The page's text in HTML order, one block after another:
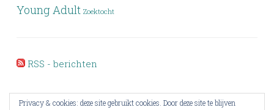
Young Adult Zoektocht
RSS - berichten
Privacy & cookies: deze site gebruikt cookies. Door deze site te blijven